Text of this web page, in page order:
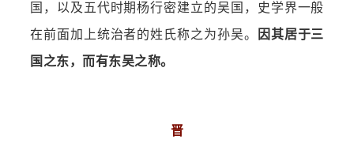
国，以及五代时期杨行密建立的吴国，史学界一般
在前面加上统治者的姓氏称之为孙吴。 因其居于三
国之东，而有东吴之称。
晋